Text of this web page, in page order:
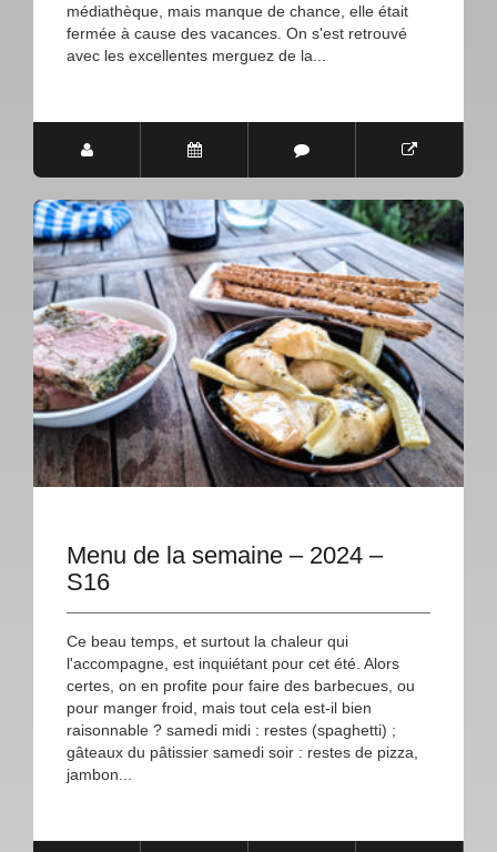
médiathèque, mais manque de chance, elle était
fermée à cause des vacances. On s'est retrouvé
avec les excellentes merguez de la...
Menu de la semaine – 2024 –
S16
Ce beau temps, et surtout la chaleur qui
l'accompagne, est inquiétant pour cet été. Alors
certes, on en profite pour faire des barbecues, ou
pour manger froid, mais tout cela est-il bien
raisonnable ? samedi midi : restes (spaghetti) ;
gâteaux du pâtissier samedi soir : restes de pizza,
jambon...